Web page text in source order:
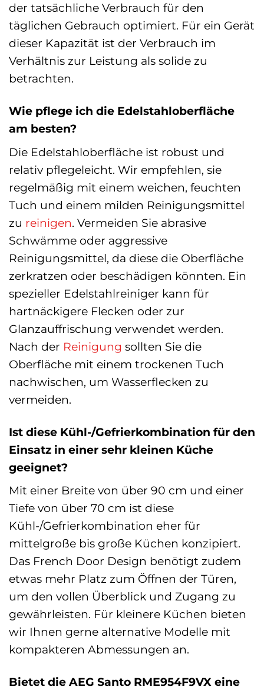
der tatsächliche Verbrauch für den
täglichen Gebrauch optimiert. Für ein Gerät
dieser Kapazität ist der Verbrauch im
Verhältnis zur Leistung als solide zu
betrachten.
Wie pflege ich die Edelstahloberfläche
am besten?
Die Edelstahloberfläche ist robust und
relativ pflegeleicht. Wir empfehlen, sie
regelmäßig mit einem weichen, feuchten
Tuch und einem milden Reinigungsmittel
zu reinigen. Vermeiden Sie abrasive
Schwämme oder aggressive
Reinigungsmittel, da diese die Oberfläche
zerkratzen oder beschädigen könnten. Ein
spezieller Edelstahlreiniger kann für
hartnäckigere Flecken oder zur
Glanzauffrischung verwendet werden.
Nach der Reinigung sollten Sie die
Oberfläche mit einem trockenen Tuch
nachwischen, um Wasserflecken zu
vermeiden.
Ist diese Kühl-/Gefrierkombination für den
Einsatz in einer sehr kleinen Küche
geeignet?
Mit einer Breite von über 90 cm und einer
Tiefe von über 70 cm ist diese
Kühl-/Gefrierkombination eher für
mittelgroße bis große Küchen konzipiert.
Das French Door Design benötigt zudem
etwas mehr Platz zum Öffnen der Türen,
um den vollen Überblick und Zugang zu
gewährleisten. Für kleinere Küchen bieten
wir Ihnen gerne alternative Modelle mit
kompakteren Abmessungen an.
Bietet die AEG Santo RME954F9VX eine